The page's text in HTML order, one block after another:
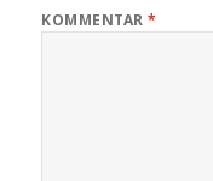
KOMMENTAR*